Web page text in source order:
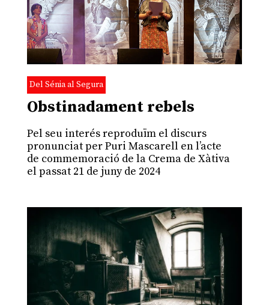
Del Sénia al Segura
Obstinadament rebels
Pel seu interés reproduïm el discurs
pronunciat per Puri Mascarell en l’acte
de commemoració de la Crema de Xàtiva
el passat 21 de juny de 2024